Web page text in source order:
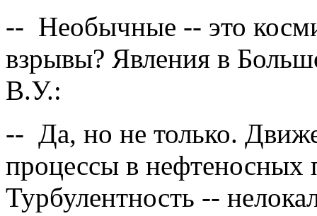
-- Необычные -- это
взрывы? Явления в
В.У.:
-- Да, но не только.
процессы в нефтеносных
Турбулентность --